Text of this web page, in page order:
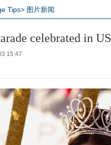
Tips> 图片新闻
celebrated in US
15:47